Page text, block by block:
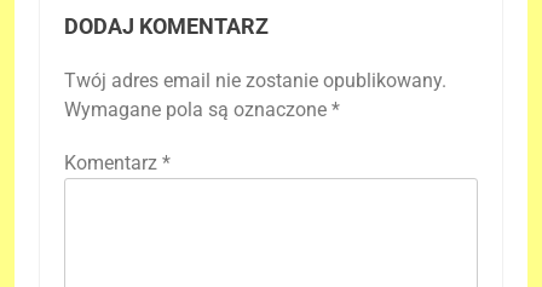
DODAJ KOMENTARZ
Twój adres email nie zostanie opublikowany.
Wymagane pola są oznaczone *
Komentarz *